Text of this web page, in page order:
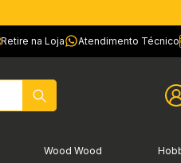
Retire na Loja Atendimento Técnico
Wood Wood